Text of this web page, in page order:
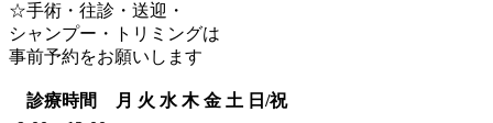
☆手術・往診・送迎・
シャンプー・トリミングは
事前予約をお願いします
診療時間 月 火 水 木 金 土 日/祝